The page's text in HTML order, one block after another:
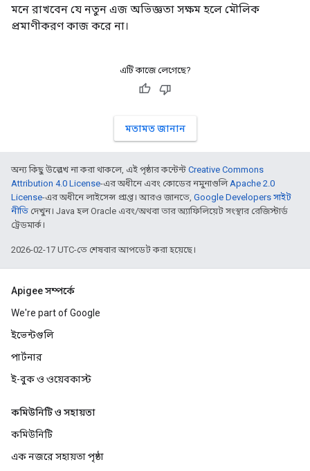
মনে রাখবেন যে নতুন এজ অভিজ্ঞতা সক্ষম হলে মৌলিক
প্রমাণীকরণ কাজ করে না।
এটি কাজে লেগেছে?
মতামত জানান
অন্য কিছু উল্লেখ না করা থাকলে, এই পৃষ্ঠার কন্টেন্ট Creative Commons
Attribution 4.0 License-এর অধীনে এবং কোডের নমুনাগুলিApache 2.0
License-এর অধীনে লাইসেন্স প্রাপ্ত। আরও জানতে, Google Developers সাইট
নীতি দেখুন। Java হল Oracle এবং/অথবা তার অ্যাফিলিয়েট সংস্থার রেজিস্টার্ড
ট্রেডমার্ক।
2026-02-17 UTC-তে শেষবার আপডেট করা হয়েছে।
Apigee সম্পর্কে
We're part of Google
ইভেন্টগুলি
পার্টনার
ই-বুক ও ওয়েবকাস্ট
কমিউনিটি ও সহায়তা
কমিউনিটি
এক নজরে সহায়তা পৃষ্ঠা